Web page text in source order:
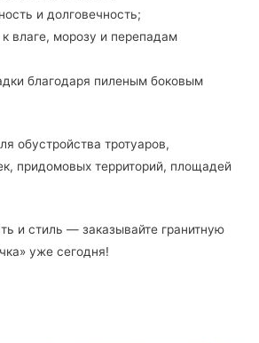
и долговечность;
влаге, морозу и перепадам
благодаря пиленым боковым
обустройства тротуаров,
придомовых территорий, площадей
и стиль — заказывайте гранитную
уже сегодня!